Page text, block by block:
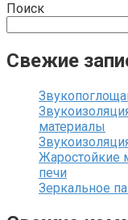
Поиск
Свежие
материалы
Жаростойкие
печи
Зеркальное